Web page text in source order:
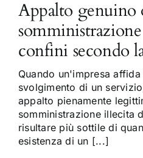
Appalto genuino
confini secondo
Quando un'impresa
svolgimento di un
appalto pienamente
somministrazione illecita
risultare più sottile di
esistenza di un [...]